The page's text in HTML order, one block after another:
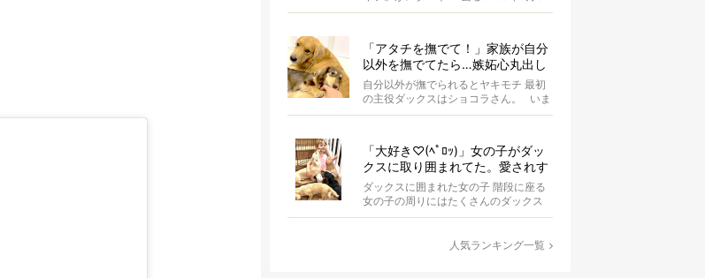
日（月）。 私...
「アタチを撫でて！」家族が自分
以外を撫でてたら…嫉妬心丸出し
になったダックス【動画】
自分以外が撫でられるとヤキモチ 最初
の主役ダックスはショコラさん。 いま
はオーナーさんが同居ゴル...
「大好き♡(ﾍﾟﾛｯ)」女の子がダッ
クスに取り囲まれてた。愛されす
ぎな光景が超絶羨ましい！【動
画】
ダックスに囲まれた女の子 階段に座る
女の子の周りにはたくさんのダックス
たちがいます。 女の子はダ...
人気ランキング一覧